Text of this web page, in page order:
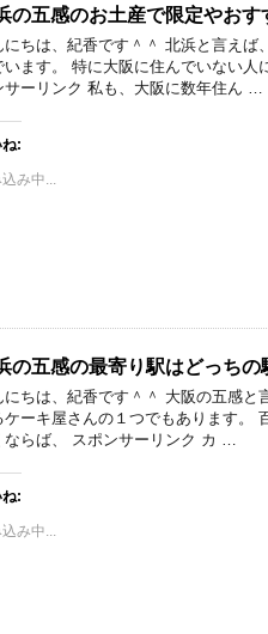
の五感のお土産で限定やおす
にちは、紀香です＾＾ 北浜と言え
います。 特に大阪に住んでいない人
サーリンク 私も、大阪に数年住ん …
ね:
み中...
の五感の最寄り駅はどっちの
にちは、紀香です＾＾ 大阪の五感
ケーキ屋さんの１つでもあります。
ならば、 スポンサーリンク カ …
ね:
み中...